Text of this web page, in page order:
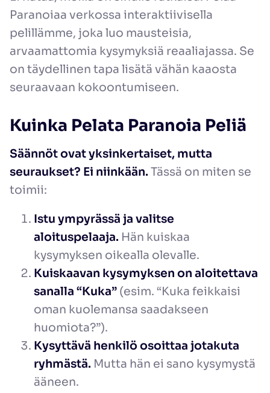
Paranoiaa verkossa interaktiivisella
pelillämme, joka luo mausteisia,
arvaamattomia kysymyksiä reaaliajassa. Se
on täydellinen tapa lisätä vähän kaaosta
seuraavaan kokoontumiseen.
Kuinka Pelata Paranoia Peliä
Säännöt ovat yksinkertaiset, mutta
seuraukset? Ei niinkään. Tässä on miten se
toimii:
Istu ympyrässä ja valitse
aloituspelaaja. Hän kuiskaa
kysymyksen oikealla olevalle.
Kuiskaavan kysymyksen on aloitettava
sanalla “Kuka” (esim. “Kuka feikkaisi
oman kuolemansa saadakseen
huomiota?”).
Kysyttävä henkilö osoittaa jotakuta
ryhmästä. Mutta hän ei sano kysymystä
ääneen.